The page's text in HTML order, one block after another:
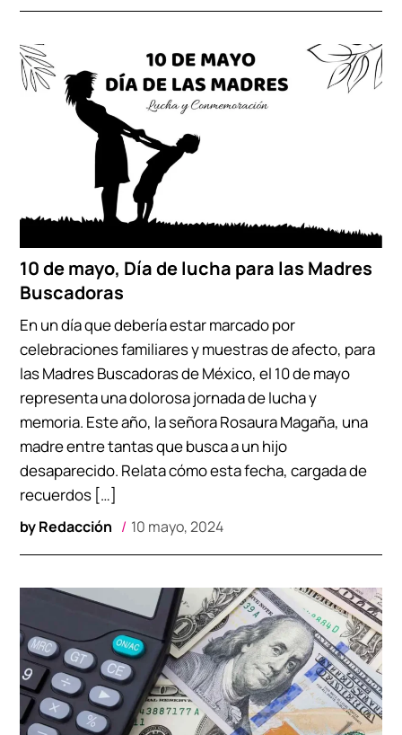
10 de mayo, Día de lucha para las Madres
Buscadoras
byRedacción 10 mayo, 2024
En un día que debería estar marcado por
celebraciones familiares y muestras de afecto, para
las Madres Buscadoras de México, el 10 de mayo
representa una dolorosa jornada de lucha y
memoria. Este año, la señora Rosaura Magaña, una
madre entre tantas que busca a un hijo
desaparecido. Relata cómo esta fecha, cargada de
recuerdos […]